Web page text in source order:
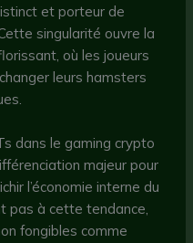
et porteur de
singularité ouvre la
où les joueurs
leurs hamsters
dans le gaming crypto
majeur pour
l’économie interne du
pas à cette tendance,
fongibles comme